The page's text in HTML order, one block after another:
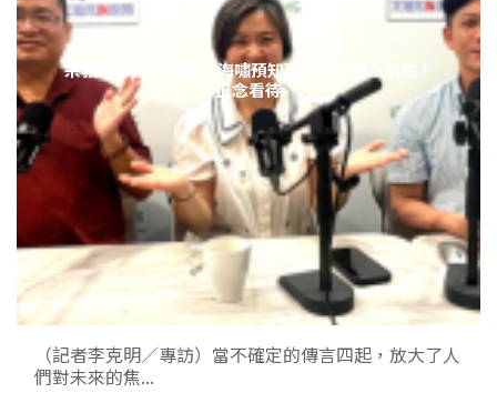
宗教玄學／7月5日大海嘯預知夢 陳惠君：別怕！
正念看待
（記者李克明／專訪）當不確定的傳言四起，放大了人
們對未來的焦...